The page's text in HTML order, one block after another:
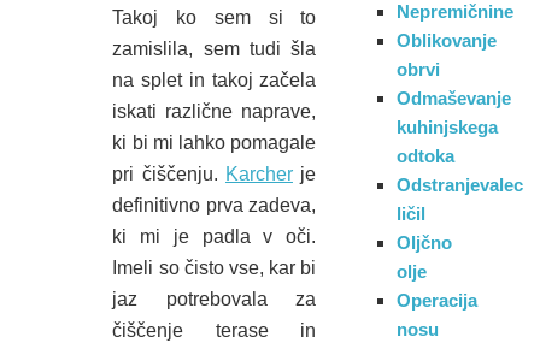
Takoj ko sem si to
zamislila, sem tudi šla
na splet in takoj začela
iskati različne naprave,
ki bi mi lahko pomagale
pri čiščenju. Karcherje
definitivno prva zadeva,
ki mi je padla v oči.
Imeli so čisto vse, kar bi
jaz potrebovala za
čiščenje terase in
Nepremičnine
Oblikovanje
obrvi
Odmaševanje
kuhinjskega
odtoka
Odstranjevalec
ličil
Oljčno
olje
Operacija
nosu